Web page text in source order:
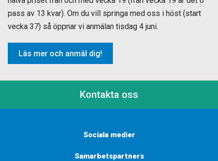
pass av 13 kvar). Om du vill springa med oss i höst (start
vecka 37) så öppnar vi anmälan tisdag 4 juni.
Läs mer och anmäl dig!
Kontakta oss
Sociala medier
Samarbetspartners